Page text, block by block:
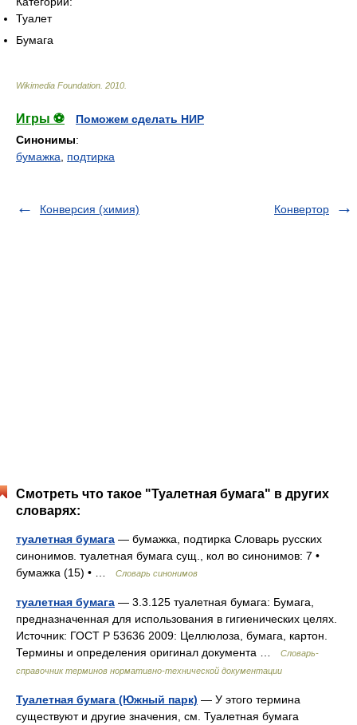
Туалет
Бумага
Wikimedia Foundation 2010
Игры ⚽
Поможем сделать НИР
Синонимы:
бумажка
подтирка
Конверсия (химия) Конвертор
Смотреть что такое "Туалетная бумага" в других
словарях:
туалетная бумага — бумажка, подтирка Словарь русских
синонимов. туалетная бумага сущ., кол во синонимов: 7 •
бумажка (15) • …
Словарь синонимов
туалетная бумага — 3.3.125 туалетная бумага: Бумага,
предназначенная для использования в гигиенических целях.
Источник: ГОСТ Р 53636 2009: Целлюлоза, бумага, картон.
Термины и определения оригинал документа …
Словарь-
справочник терминов нормативно-технической документации
Туалетная бумага (Южный парк) — У этого термина
существуют и другие значения, см. Туалетная бумага